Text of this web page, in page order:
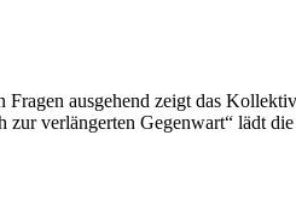
Fragen ausgehend zeigt das
verlängerten Gegenwart“ lädt